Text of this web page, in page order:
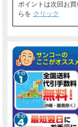
ポイントは次回お
らを クリック